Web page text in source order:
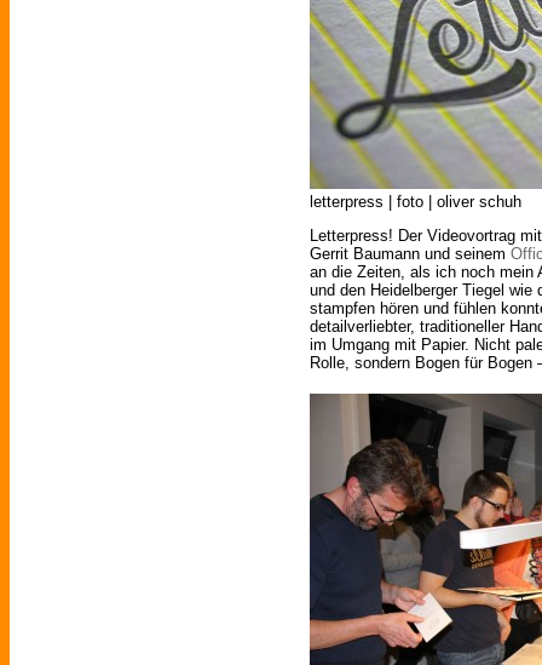
letterpress | foto | oliver schuh
Letterpress! Der Videovortrag
Gerrit Baumann und seinem
an die Zeiten, als ich noch mein
und den Heidelberger Tiegel
stampfen hören und fühlen
detailverliebter, traditioneller
im Umgang mit Papier. Nicht
Rolle, sondern Bogen für Bogen